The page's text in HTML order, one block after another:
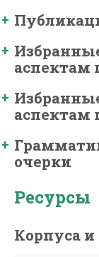
аспектам
аспектам
очерки
Ресурсы
Корпуса и